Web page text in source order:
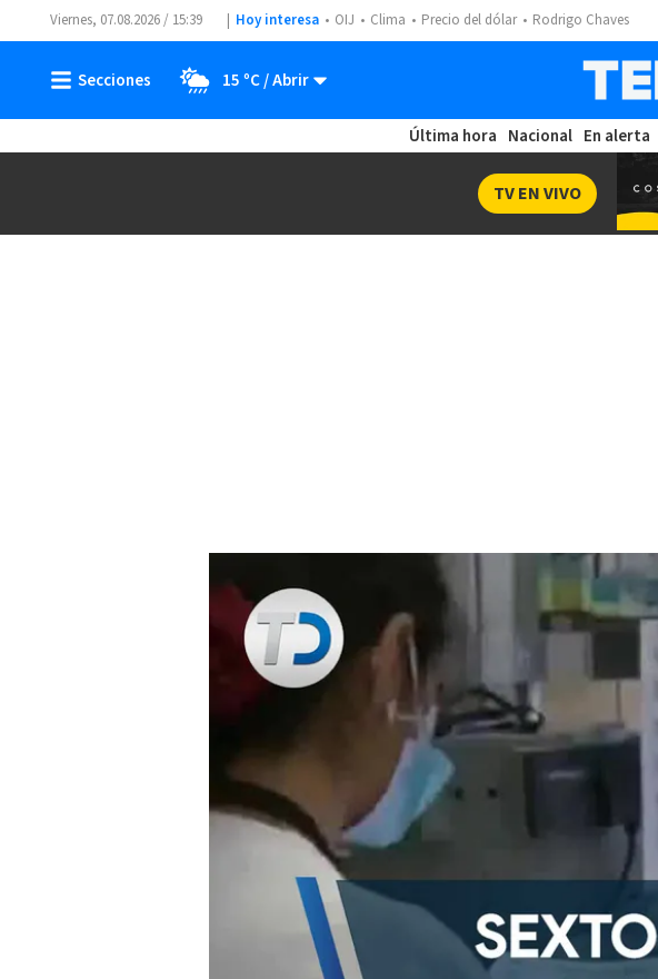
Viernes, 07.08.2026 / 15:39 Hoy interesa OIJ Clima Precio del dólar Rodrigo Chaves
15 ºC
Última hora Nacional En alerta
TV EN VIVO